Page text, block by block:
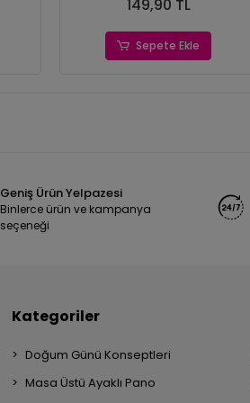
149,90 TL
Sepete Ekle
Geniş Ürün Yelpazesi
Binlerce ürün ve kampanya
seçeneği
Kategoriler
Doğum Günü Konseptleri
Masa Üstü Ayaklı Pano